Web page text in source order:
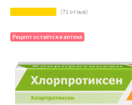
(71отзыв)
Рецепт остаётся в аптеке